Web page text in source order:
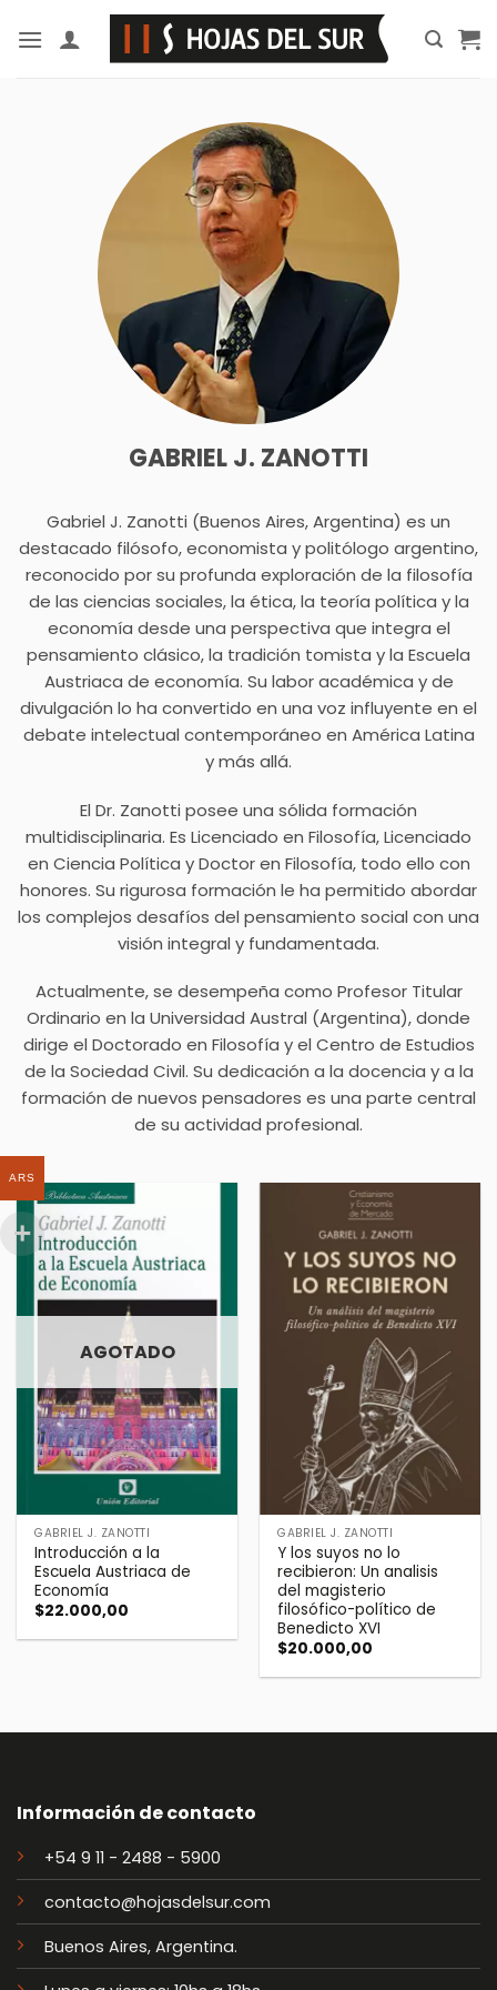
GABRIEL J. ZANOTTI
Gabriel J. Zanotti (Buenos Aires, Argentina) es un
destacado filósofo, economista y politólogo argentino,
reconocido por su profunda exploración de la filosofía
de las ciencias sociales, la ética, la teoría política y la
economía desde una perspectiva que integra el
pensamiento clásico, la tradición tomista y la Escuela
Austriaca de economía. Su labor académica y de
divulgación lo ha convertido en una voz influyente en el
debate intelectual contemporáneo en América Latina
y más allá.
El Dr. Zanotti posee una sólida formación
multidisciplinaria. Es Licenciado en Filosofía, Licenciado
en Ciencia Política y Doctor en Filosofía, todo ello con
honores. Su rigurosa formación le ha permitido abordar
los complejos desafíos del pensamiento social con una
visión integral y fundamentada.
Actualmente, se desempeña como Profesor Titular
Ordinario en la Universidad Austral (Argentina), donde
dirige el Doctorado en Filosofía y el Centro de Estudios
de la Sociedad Civil. Su dedicación a la docencia y a la
formación de nuevos pensadores es una parte central
de su actividad profesional.
AGOTADO
GABRIEL J. ZANOTTI
Introducción a la
Escuela Austriaca de
Economía
$22.000,00
GABRIEL J. ZANOTTI
Y los suyos no lo
recibieron: Un analisis
del magisterio
filosófico-político de
Benedicto XVI
$20.000,00
Información de contacto
+54 9 11 - 2488 - 5900
contacto@hojasdelsur.com
Buenos Aires, Argentina.
ARS